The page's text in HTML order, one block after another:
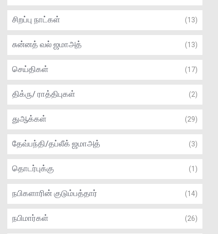
சிறப்பு நாட்கள் (13)
சுன்னத் வல் ஜமாஅத் (13)
செய்திகள் (17)
திக்ரு/ ராத்திபுகள் (2)
துஆக்கள் (29)
தேவ்பந்தி/தப்லீக் ஜமாஅத் (3)
தொடர்புக்கு (1)
நபிகளாரின் குடும்பத்தார் (14)
நபிமார்கள் (26)